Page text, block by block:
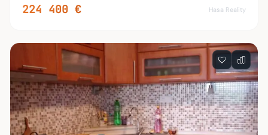
Martin Sučany. Dom prešiel v roku 2006 rekon
224 400 € Hasa Reality